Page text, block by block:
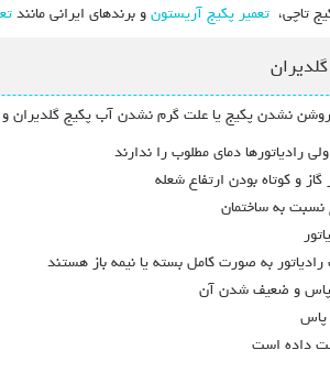
تاچی،تعمیر پکیج آریستونو برندهای ایرانی مانند
نشدن پکیج یا علت گرم نشدن آب پکیج گلدیران
رادیاتورها دمای مطلوب را ندارند
و کوتاه بودن ارتفاع شعله
به ساختمان
به صورت کامل بسته یا نیمه باز هستند
پاس و ضعیف شدن آن
پاس